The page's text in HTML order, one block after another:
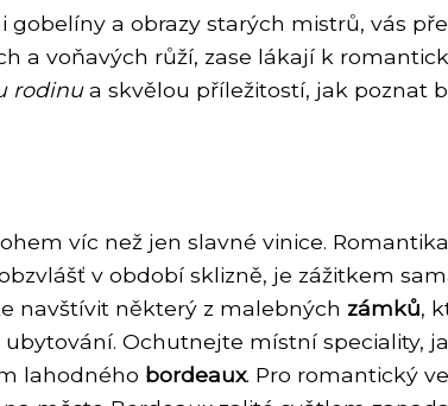
a obrazy starých mistrů, vás
a voňavých růží, zase lákají k
rodinua skvělou příležitostí, jak poznat
víc než jen slavné vinice.
v období sklizně, je zážitkem
navštívit některý z malebných zámků,
ubytování. Ochutnejte místní speciality,
lahodného bordeaux. Pro romantický